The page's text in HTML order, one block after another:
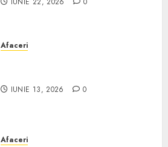
Afaceri
IUNIE 13, 2026 0
Afaceri